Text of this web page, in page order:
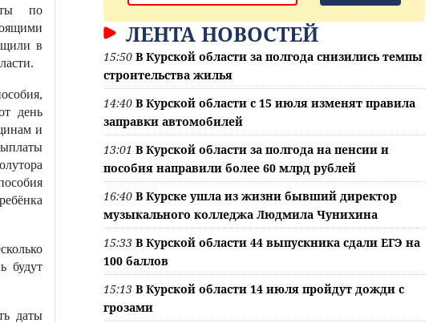
по
в
день
и
будут
даты
ЛЕНТА НОВОСТЕЙ
15:50 В Курской области за полгода снизились темпы
строительства жилья
14:40 В Курской области с 15 июля изменят правила
заправки автомобилей
13:01 В Курской области за полгода на пенсии и
пособия направили более 60 млрд рублей
16:40 В Курске ушла из жизни бывший директор
музыкального колледжа Людмила Чунихина
15:33 В Курской области 44 выпускника сдали ЕГЭ на
100 баллов
15:13 В Курской области 14 июля пройдут дожди с
грозами